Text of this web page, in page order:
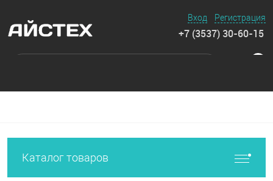
Вход Регистрация
+7 (3537) 30-60-15
Каталог товаров